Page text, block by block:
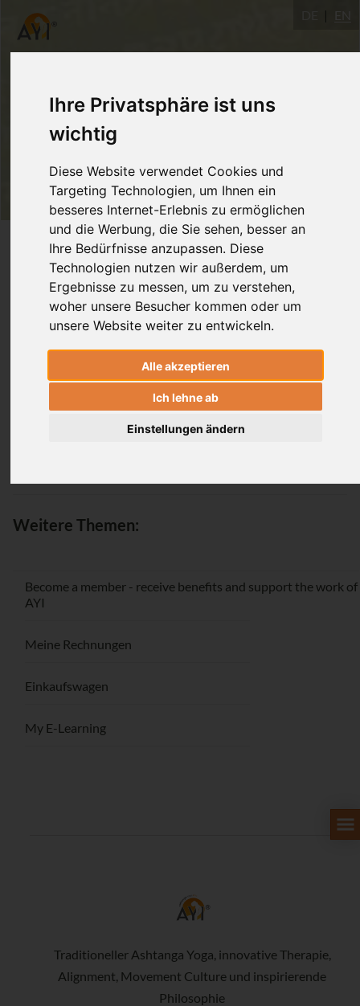
Ihre Privatsphäre ist uns
wichtig
Diese Website verwendet Cookies und
Targeting Technologien, um Ihnen ein
besseres Internet-Erlebnis zu ermöglichen
und die Werbung, die Sie sehen, besser an
Ihre Bedürfnisse anzupassen. Diese
Technologien nutzen wir außerdem, um
Ergebnisse zu messen, um zu verstehen,
woher unsere Besucher kommen oder um
unsere Website weiter zu entwickeln.
Alle akzeptieren
Ich lehne ab
Einstellungen ändern
Login
Passwort vergessen / Registrieren
Weitere Themen:
Become a member - receive benefits and support the work of
AYI
Meine Rechnungen
Einkaufswagen
My E-Learning
Traditioneller Ashtanga Yoga, innovative Therapie,
Alignment, Movement Culture und inspirierende
Philosophie